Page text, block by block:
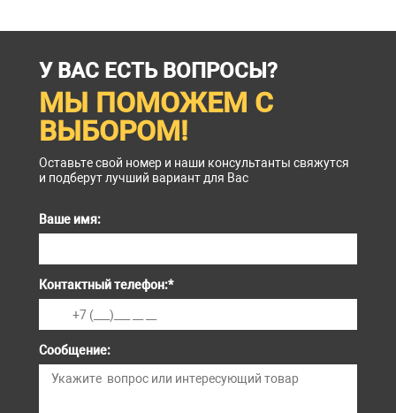
У ВАС ЕСТЬ ВОПРОСЫ?
МЫ ПОМОЖЕМ С
ВЫБОРОМ!
Оставьте свой номер и наши консультанты свяжутся
и подберут лучший вариант для Вас
Ваше имя:
Контактный телефон:*
Сообщение: